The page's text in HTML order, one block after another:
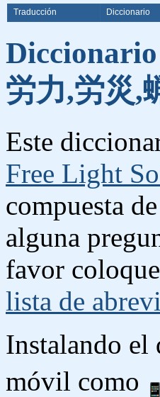
Traducción Diccionario
労力,労災,
Este
Free Light
compuesta
alguna
favor
lista de
Instalando el
móvil como